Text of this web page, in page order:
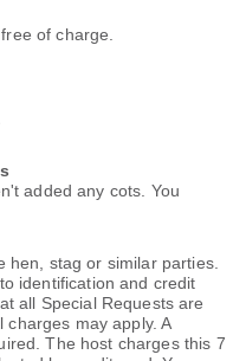
of charge.
added any cots. You
hen, stag or similar parties.
identification and credit
all Special Requests are
may apply. A
The host charges this 7